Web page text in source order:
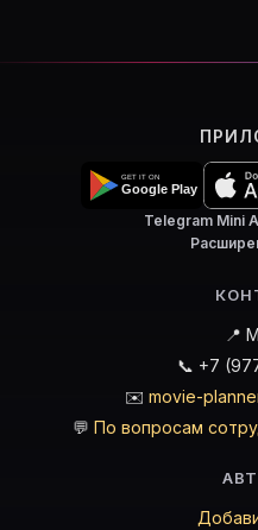
Telegram Mini
📍
📞 +7
✉️ movie-
💬 По вопросам